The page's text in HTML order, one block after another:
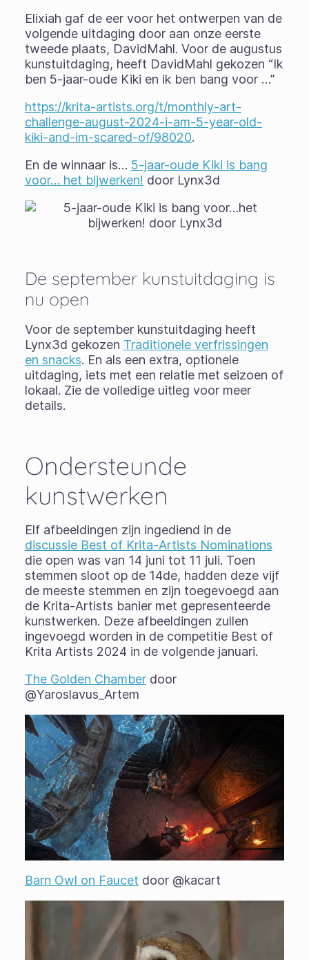
Elixiah gaf de eer voor het ontwerpen van de
volgende uitdaging door aan onze eerste
tweede plaats, DavidMahl. Voor de augustus
kunstuitdaging, heeft DavidMahl gekozen “Ik
ben 5-jaar-oude Kiki en ik ben bang voor …”
https://krita-artists.org/t/monthly-art-
challenge-august-2024-i-am-5-year-old-
kiki-and-im-scared-of/98020.
En de winnaar is… 5-jaar-oude Kiki is bang
voor… het bijwerken! door Lynx3d
De september kunstuitdaging is
nu open
Voor de september kunstuitdaging heeft
Lynx3d gekozen Traditionele verfrissingen
en snacks. En als een extra, optionele
uitdaging, iets met een relatie met seizoen of
lokaal. Zie de volledige uitleg voor meer
details.
Ondersteunde
kunstwerken
Elf afbeeldingen zijn ingediend in de
discussie Best of Krita-Artists Nominations
die open was van 14 juni tot 11 juli. Toen
stemmen sloot op de 14de, hadden deze vijf
de meeste stemmen en zijn toegevoegd aan
de Krita-Artists banier met gepresenteerde
kunstwerken. Deze afbeeldingen zullen
ingevoegd worden in de competitie Best of
Krita Artists 2024 in de volgende januari.
The Golden Chamberdoor
@Yaroslavus_Artem
Barn Owl on Faucet door @kacart